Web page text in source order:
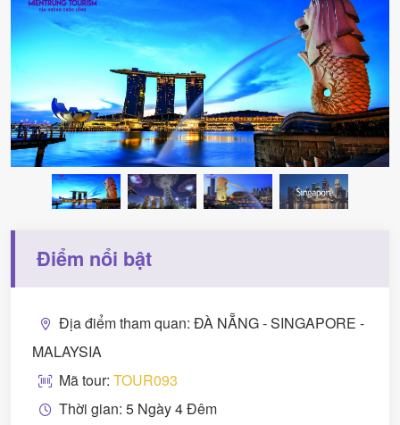
Điểm nổi bật
Địa điểm tham quan: ĐÀ NẴNG - SINGAPORE -
MALAYSIA
Mã tour: TOUR093
Thời gian: 5 Ngày 4 Đêm